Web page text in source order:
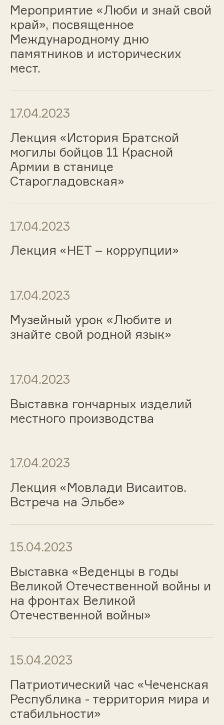
Мероприятие «Люби и знай свой
край», посвященное
Международному дню
памятников и исторических
мест.
17.04.2023
Лекция «История Братской
могилы бойцов 11 Красной
Армии в станице
Старогладовская»
17.04.2023
Лекция «НЕТ – коррупции»
17.04.2023
Музейный урок «Любите и
знайте свой родной язык»
17.04.2023
Выставка гончарных изделий
местного производства
17.04.2023
Лекция «Мовлади Висаитов.
Встреча на Эльбе»
15.04.2023
Выставка «Веденцы в годы
Великой Отечественной войны и
на фронтах Великой
Отечественной войны»
15.04.2023
Патриотический час «Чеченская
Республика - территория мира и
стабильности»